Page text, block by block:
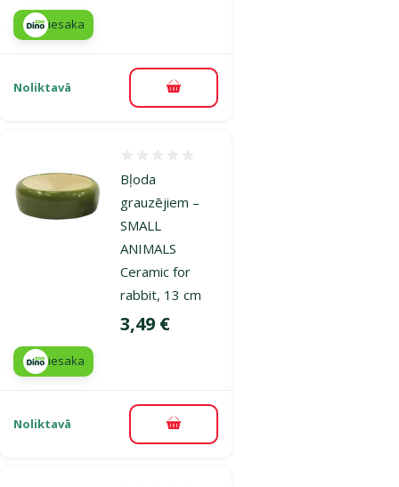
iesaka
Noliktavā Pievienot grozam
Bļoda
grauzējiem –
SMALL
ANIMALS
Ceramic for
rabbit, 13 cm
Cena
3,49 €
iesaka
Noliktavā Pievienot grozam